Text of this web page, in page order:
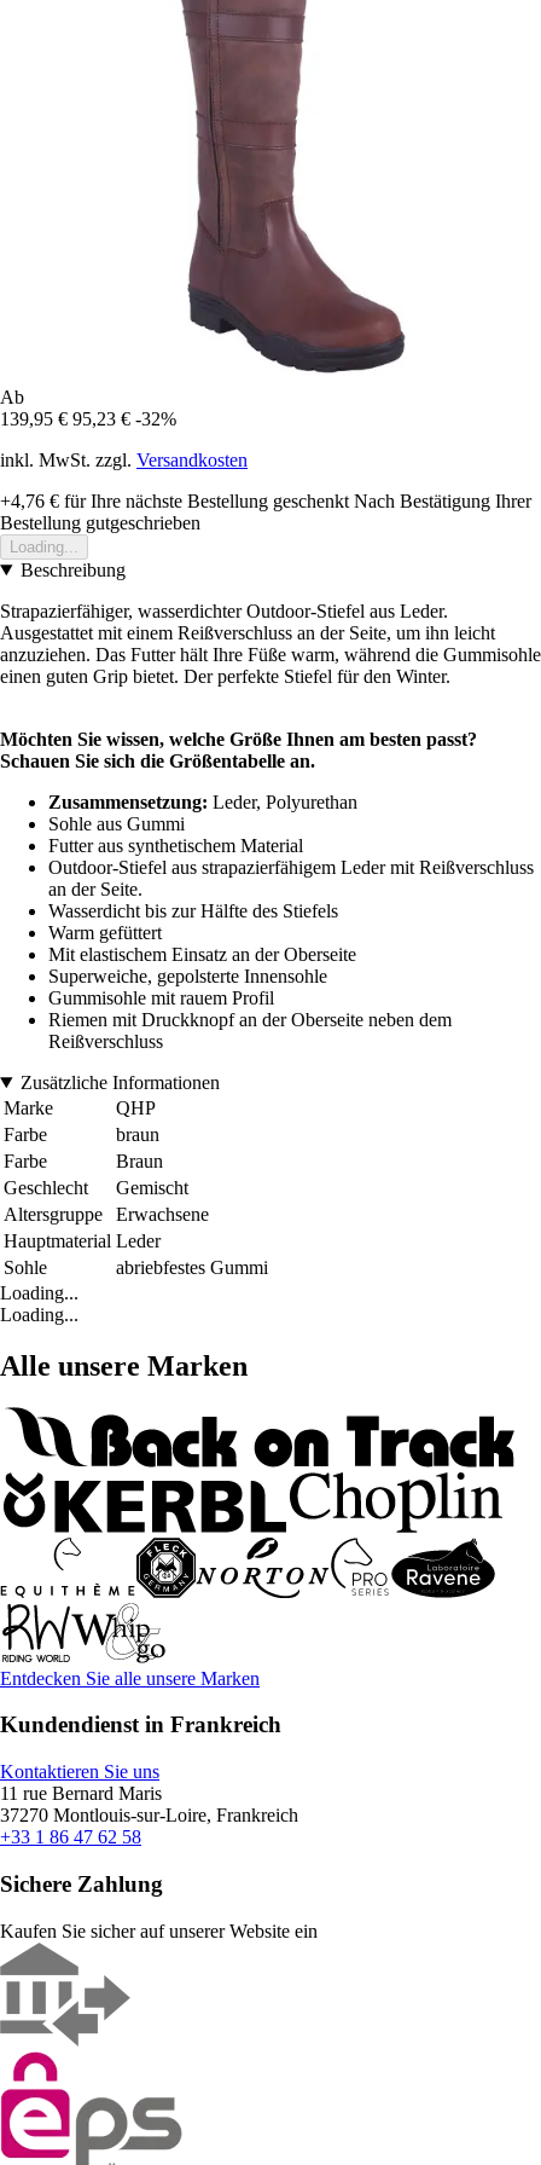
Ab
139,95 € 95,23 € -32%
inkl. MwSt. zzgl. Versandkosten
+4,76 € für Ihre nächste Bestellung geschenkt Nach Bestätigung Ihrer
Bestellung gutgeschrieben
Loading...
Beschreibung
Strapazierfähiger, wasserdichter Outdoor-Stiefel aus Leder.
Ausgestattet mit einem Reißverschluss an der Seite, um ihn leicht
anzuziehen. Das Futter hält Ihre Füße warm, während die Gummisohle
einen guten Grip bietet. Der perfekte Stiefel für den Winter.
Möchten Sie wissen, welche Größe Ihnen am besten passt?
Schauen Sie sich die Größentabelle an.
Zusammensetzung: Leder, Polyurethan
Sohle aus Gummi
Futter aus synthetischem Material
Outdoor-Stiefel aus strapazierfähigem Leder mit Reißverschluss
an der Seite.
Wasserdicht bis zur Hälfte des Stiefels
Warm gefüttert
Mit elastischem Einsatz an der Oberseite
Superweiche, gepolsterte Innensohle
Gummisohle mit rauem Profil
Riemen mit Druckknopf an der Oberseite neben dem
Reißverschluss
Zusätzliche Informationen
Marke
QHP
Farbe
braun
Farbe
Braun
Geschlecht
Gemischt
Altersgruppe
Erwachsene
Hauptmaterial Leder
Sohle
abriebfestes Gummi
Loading...
Loading...
Alle unsere Marken
Entdecken Sie alle unsere Marken
Kundendienst in Frankreich
Kontaktieren Sie uns
11 rue Bernard Maris
37270 Montlouis-sur-Loire, Frankreich
+33 1 86 47 62 58
Sichere Zahlung
Kaufen Sie sicher auf unserer Website ein